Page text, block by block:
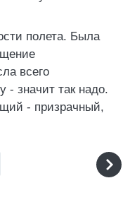
полета. Была
всего
- значит так надо.
- призрачный,